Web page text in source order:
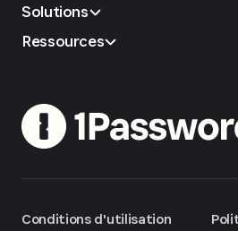
Solutions
Ressources
Conditions d'utilisation